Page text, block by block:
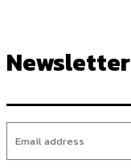
Newsletter